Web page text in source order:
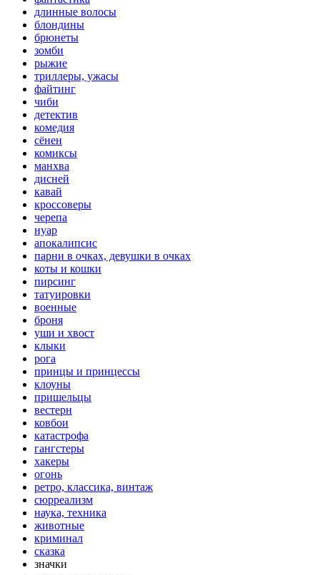
длинные волосы
блондины
брюнеты
зомби
рыжие
триллеры, ужасы
файтинг
чиби
детектив
комедия
сёнен
комиксы
манхва
дисней
кавай
кроссоверы
черепа
нуар
апокалипсис
парни в очках, девушки в очках
коты и кошки
пирсинг
татуировки
военные
броня
уши и хвост
клыки
рога
принцы и принцессы
клоуны
пришельцы
вестерн
ковбои
катастрофа
гангстеры
хакеры
огонь
ретро, классика, винтаж
сюрреализм
наука, техника
животные
криминал
сказка
значки